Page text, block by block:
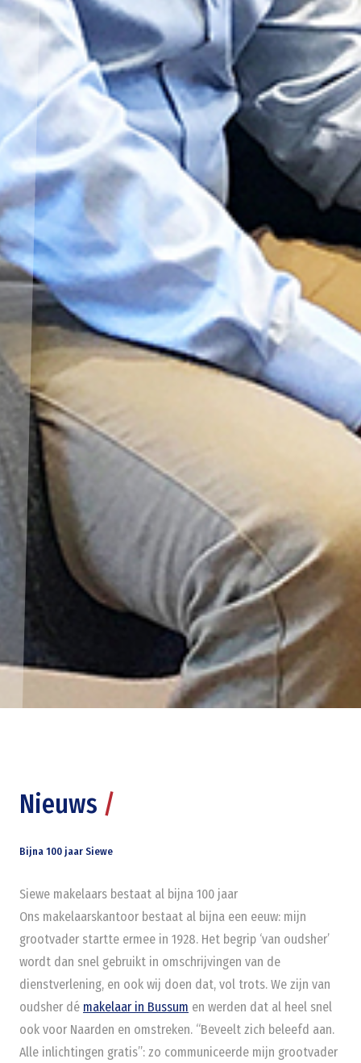
Nieuws /
Bijna 100 jaar Siewe
Siewe makelaars bestaat al bijna 100 jaar
Ons makelaarskantoor bestaat al bijna een eeuw: mijn
grootvader startte ermee in 1928. Het begrip ‘van oudsher’
wordt dan snel gebruikt in omschrijvingen van de
dienstverlening, en ook wij doen dat, vol trots. We zijn van
oudsher dé makelaar in Bussum en werden dat al heel snel
ook voor Naarden en omstreken. “Beveelt zich beleefd aan.
Alle inlichtingen gratis”: zo communiceerde mijn grootvader